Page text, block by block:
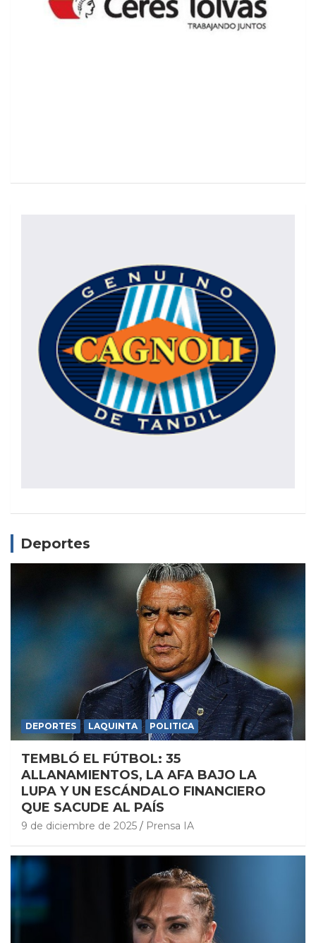
Deportes
DEPORTES LAQUINTA POLITICA
TEMBLÓ EL FÚTBOL: 35
ALLANAMIENTOS, LA AFA BAJO LA
LUPA Y UN ESCÁNDALO FINANCIERO
QUE SACUDE AL PAÍS
9 de diciembre de 2025 Prensa IA